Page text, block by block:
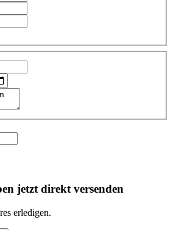
jetzt direkt versenden
erledigen.